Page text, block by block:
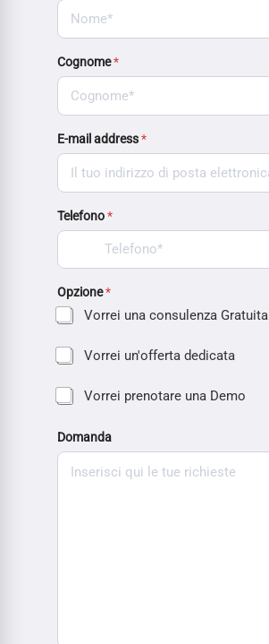
Cognome*
E-mail address*
Telefono*
Opzione*
Vorrei una consulenza Gratuita
Vorrei un'offerta dedicata
Vorrei prenotare una Demo
Domanda